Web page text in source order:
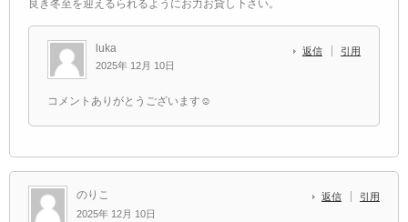
良き冬至を迎えるられるようにお力お貸し下さい。
luka
2025年 12月 10日
返信 引用
コメントありがとうございます☺️
のりこ
2025年 12月 10日
返信 引用